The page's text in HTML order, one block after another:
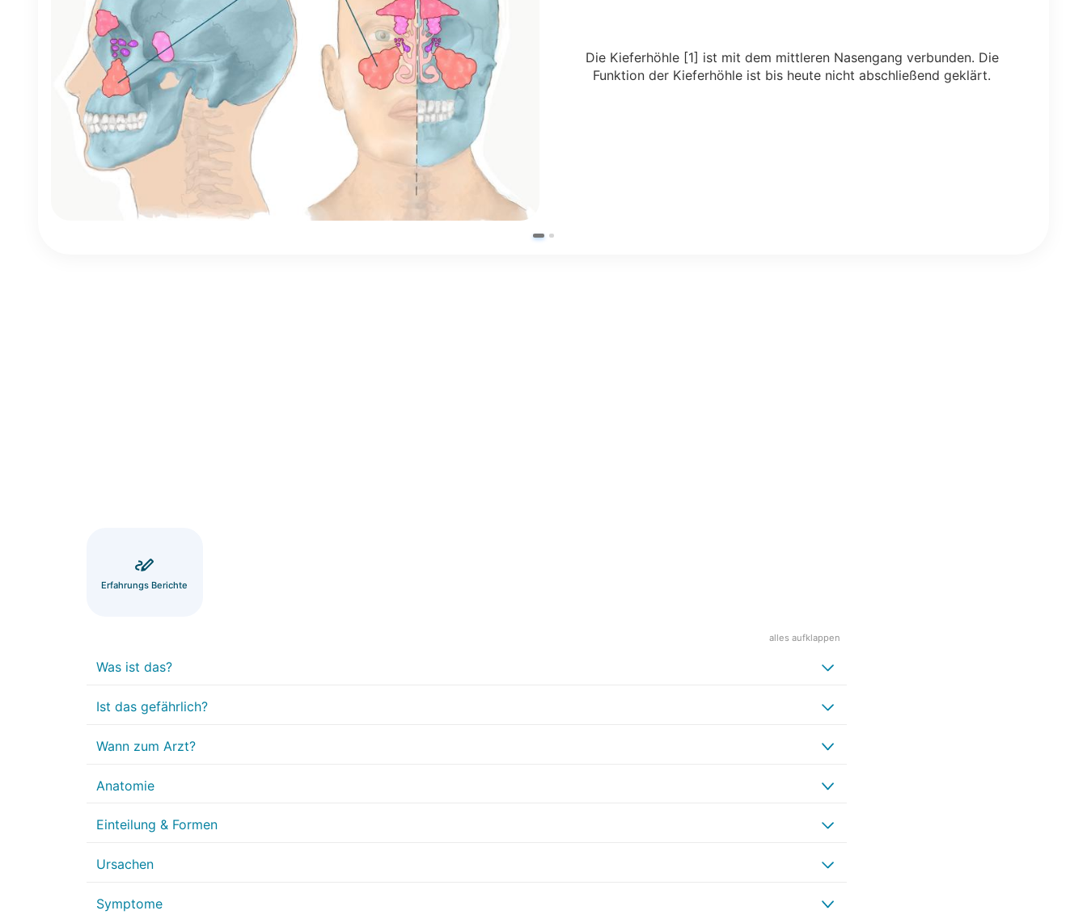
Die Kieferhöhle [1] ist mit dem mittleren Nasengang verbunden. Die
Funktion der Kieferhöhle ist bis heute nicht abschließend geklärt.
Erfahrungs Berichte
alles aufklappen
Was ist das?
Ist das gefährlich?
Wann zum Arzt?
Anatomie
Einteilung & Formen
Ursachen
Symptome